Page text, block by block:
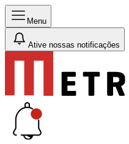
Menu
Ative nossas notificações